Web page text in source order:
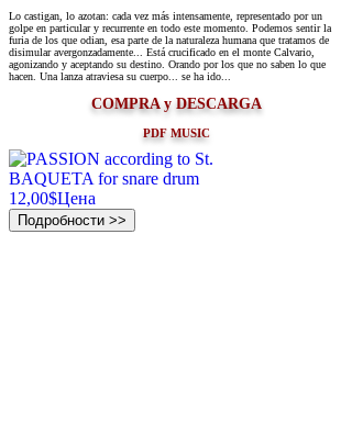
Lo castigan, lo azotan: cada vez más intensamente, representado por un
golpe en particular y recurrente en todo este momento. Podemos sentir la
furia de los que odian, esa parte de la naturaleza humana que tratamos de
disimular avergonzadamente... Está crucificado en el monte Calvario,
agonizando y aceptando su destino. Orando por los que no saben lo que
hacen. Una lanza atraviesa su cuerpo... se ha ido...
COMPRA y DESCARGA
PDF MUSIC
12,00$Цена
Подробности >>